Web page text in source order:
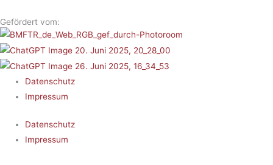
Gefördert vom:
Datenschutz
Impressum
Datenschutz
Impressum